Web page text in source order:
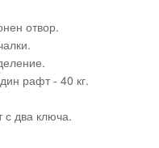
отвор.
рафт - 40 кг.
с два ключа.